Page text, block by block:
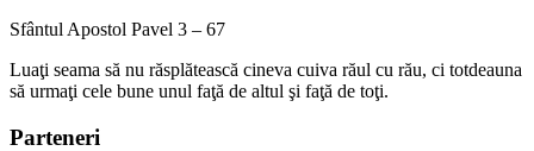
Sfântul Apostol Pavel 3 – 67
Luaţi seama să nu răsplătească cineva cuiva răul cu rău, ci totdeauna
să urmaţi cele bune unul faţă de altul şi faţă de toţi.
Parteneri